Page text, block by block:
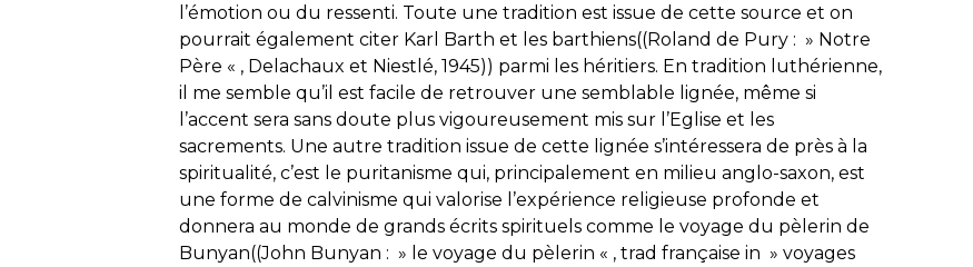
l’émotion ou du ressenti. Toute une tradition est issue de cette source et on
pourrait également citer Karl Barth et les barthiens((Roland de Pury : » Notre
Père « , Delachaux et Niestlé, 1945)) parmi les héritiers. En tradition luthérienne,
il me semble qu’il est facile de retrouver une semblable lignée, même si
l’accent sera sans doute plus vigoureusement mis sur l’Eglise et les
sacrements. Une autre tradition issue de cette lignée s’intéressera de près à la
spiritualité, c’est le puritanisme qui, principalement en milieu anglo-saxon, est
une forme de calvinisme qui valorise l’expérience religieuse profonde et
donnera au monde de grands écrits spirituels comme le voyage du pèlerin de
Bunyan((John Bunyan : » le voyage du pèlerin « , trad française in » voyages